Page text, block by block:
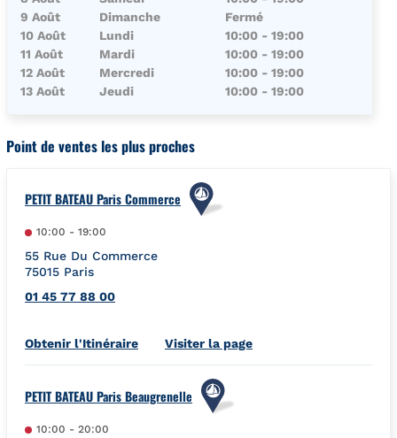
9 Août
Dimanche
Fermé
10 Août
Lundi 10:00 - 19:00
11 Août
Mardi 10:00 - 19:00
12 Août
Mercredi 10:00 - 19:00
13 Août
Jeudi 10:00 - 19:00
Point de ventes les plus proches
PETIT BATEAU Paris Commerce
10:00 - 19:00
55 Rue Du Commerce
75015 Paris
01 45 77 88 00
Obtenir l'ItinéraireLink Opens in New Tab
Visiter la page
PETIT BATEAU Paris Beaugrenelle
10:00 - 20:00